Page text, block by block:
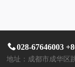
028-67646003
地址：成都市成华区